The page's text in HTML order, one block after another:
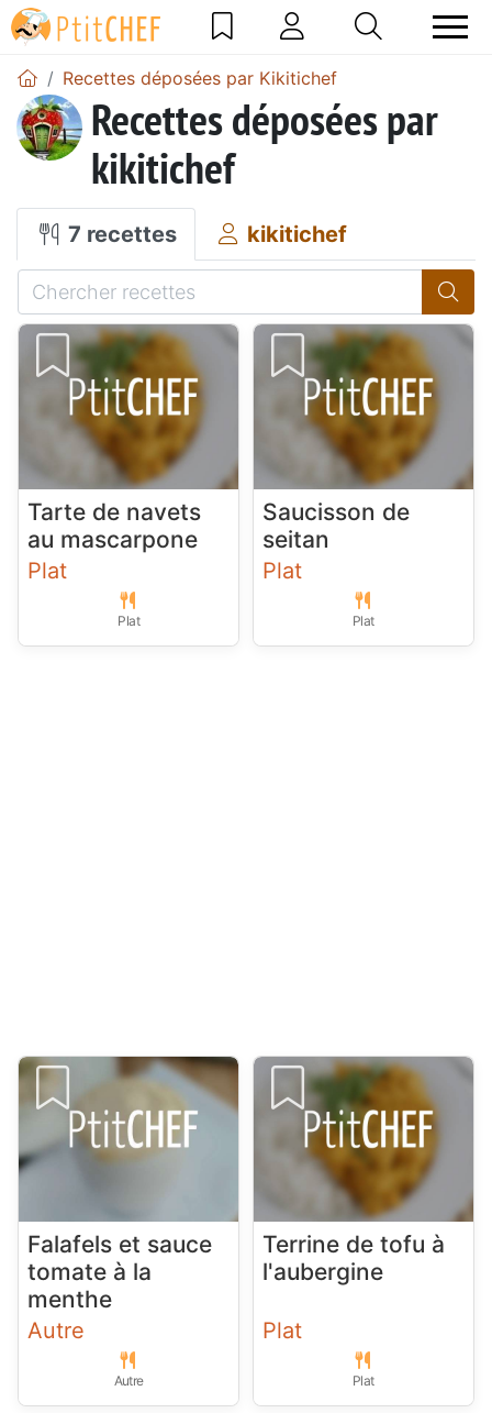
Recettes déposées par Kikitichef
Recettes déposées par
kikitichef
7 recettes kikitichef
Tarte de navets
au mascarpone
Plat
Plat
Saucisson de
seitan
Plat
Plat
Falafels et sauce
tomate à la
menthe
Autre
Autre
Terrine de tofu à
l'aubergine
Plat
Plat